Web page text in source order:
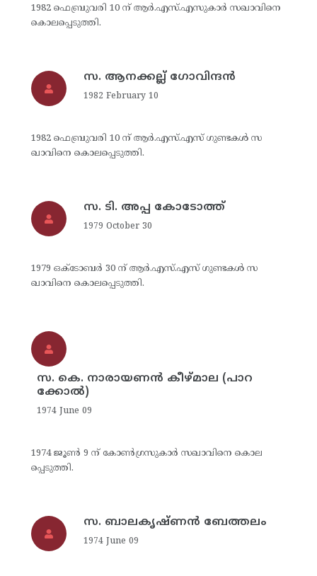
1982 ഫെബ്രുവരി 10 ന് ആര്‍.എസ്.എസുകാര്‍ സഖാവിനെ
കൊലപ്പെടുത്തി.
സ. ആനക്കല്ല് ഗോവിന്ദന്‍
1982 February 10
1982 ഫെബ്രുവരി 10 ന് ആര്‍.എസ്.എസ് ഗുണ്ടകള്‍ സ
ഖാവിനെ കൊലപ്പെടുത്തി.
സ. ടി. അപ്പ കോടോത്ത്
1979 October 30
1979 ഒക്‌ടോബര്‍ 30 ന് ആര്‍.എസ്.എസ് ഗുണ്ടകള്‍ സ
ഖാവിനെ കൊലപ്പെടുത്തി.
സ. കെ. നാരായണന്‍ കീഴ്മാല (പാറ
ക്കോല്‍)
1974 June 09
1974 ജൂണ്‍ 9 ന് കോണ്‍ഗ്രസുകാര്‍ സഖാവിനെ കൊല
പ്പെടുത്തി.
സ. ബാലകൃഷ്ണന്‍ ബേത്തലം
1974 June 09